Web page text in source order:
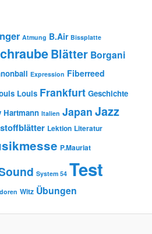
Atmung B.Air Bissplatte
Blätter Borgani
Expression Fiberreed
Louis Frankfurt Geschichte
Hartmann Italien Japan Jazz
Lektion Literatur
P.Mauriat
System 54 Test
Witz Übungen